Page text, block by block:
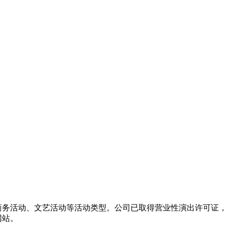
活动、文艺活动等活动类型。公司已取得营业性演出许可证，
。